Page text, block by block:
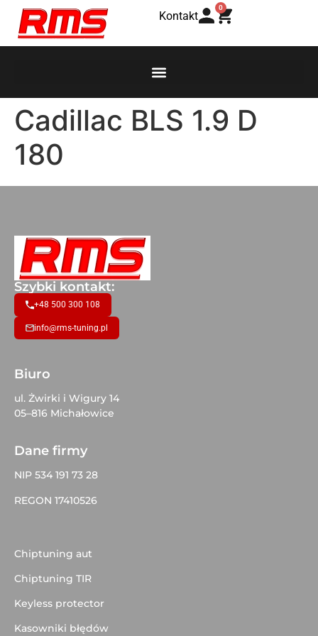
Kontakt
0
Cadillac BLS 1.9 D
180
Szybki kontakt:
+48 500 300 108
info@rms-tuning.pl
Biuro
ul. Żwirki i Wigury 14
05–816 Michałowice
Dane firmy
NIP 534 191 73 28
REGON 17410526
Chiptuning aut
Chiptuning TIR
Keyless protector
Kasowniki błędów